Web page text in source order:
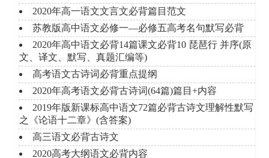
2020年高一语文文言文必背篇目范文
苏教版高中语文必修一—必修五高考名句默写必背
2020年高中语文必背14篇课文必背10 琵琶行 并序(原
文、译文、默写、真题汇编等)
高考语文古诗词必背重点提纲
2020年高考语文必背古诗词(64篇)篇目+内容
2019年版新课标高中语文72篇必背古诗文理解性默写
之《论语十二章》(含答案)
高三语文必背古诗文
2020高考大纲语文必背内容